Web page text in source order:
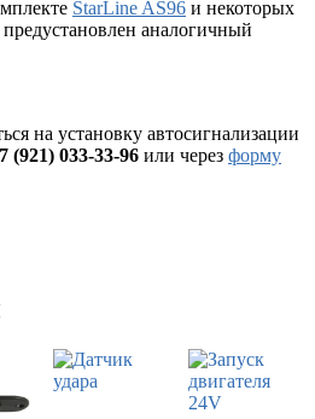
StarLine AS96 и некоторых
аналогичный
на установку автосигнализации
(921) 033-33-96 или через форму